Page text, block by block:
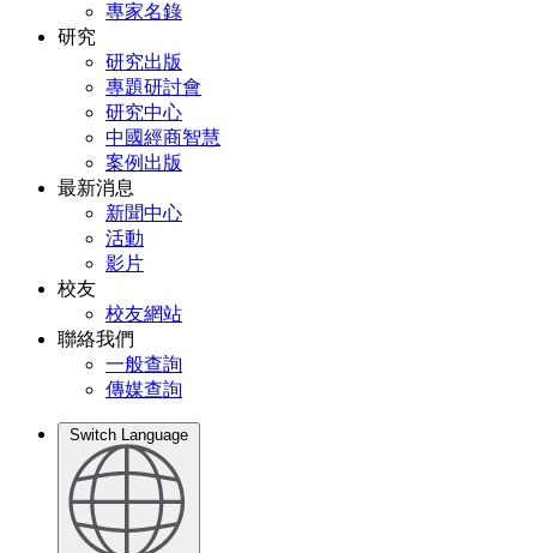
專家名錄
研究
研究出版
專題研討會
研究中心
中國經商智慧
案例出版
最新消息
新聞中心
活動
影片
校友
校友網站
聯絡我們
一般查詢
傳媒查詢
Switch Language